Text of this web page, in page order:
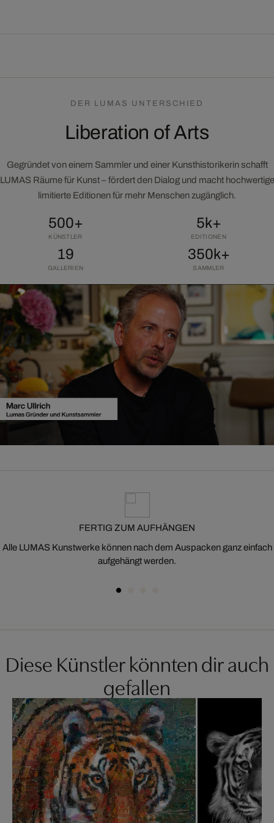
DER LUMAS UNTERSCHIED
Liberation of Arts
Gegründet von einem Sammler und einer Kunsthistorikerin schafft
LUMAS Räume für Kunst – fördert den Dialog und macht hochwertige
limitierte Editionen für mehr Menschen zugänglich.
500+
KÜNSTLER
5k+
EDITIONEN
19
GALLERIEN
350k+
SAMMLER
FERTIG ZUM AUFHÄNGEN
Alle LUMAS Kunstwerke können nach dem Auspacken ganz einfach
aufgehängt werden.
Diese Künstler könnten dir auch
gefallen